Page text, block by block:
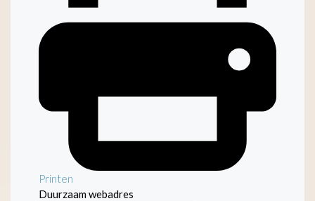
Printen
Duurzaam webadres